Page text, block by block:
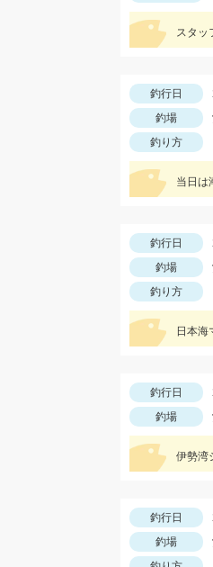
スタッ
釣行日
釣場
釣り方
当日は
釣行日
釣場
釣り方
日本海
釣行日
釣場
伊勢湾
釣行日
釣場